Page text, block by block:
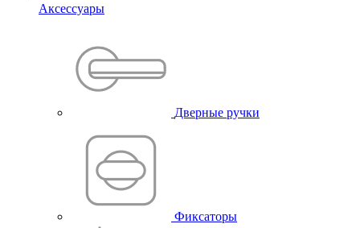
Аксессуары
Дверные ручки
Фиксаторы